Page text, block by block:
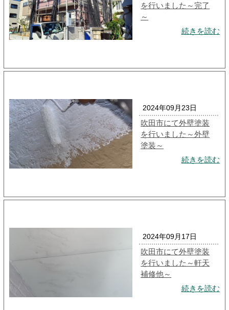
を行いました～完了
～
続きを読む
2024年09月23日
吹田市にて外壁塗装
を行いました～外壁
塗装～
続きを読む
2024年09月17日
吹田市にて外壁塗装
を行いました～軒天
補修他～
続きを読む